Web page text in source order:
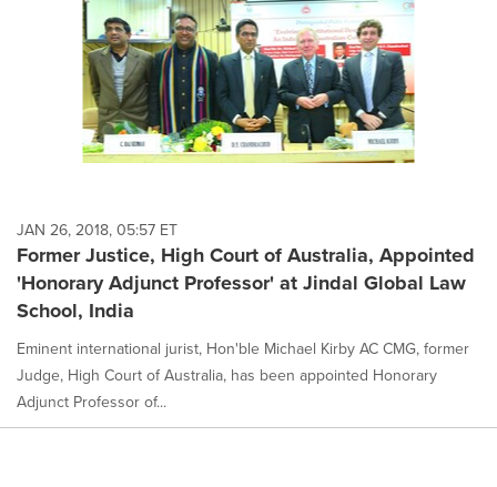
JAN 26, 2018, 05:57 ET
Former Justice, High Court of Australia, Appointed
'Honorary Adjunct Professor' at Jindal Global Law
School, India
Eminent international jurist, Hon'ble Michael Kirby AC CMG, former
Judge, High Court of Australia, has been appointed Honorary
Adjunct Professor of...